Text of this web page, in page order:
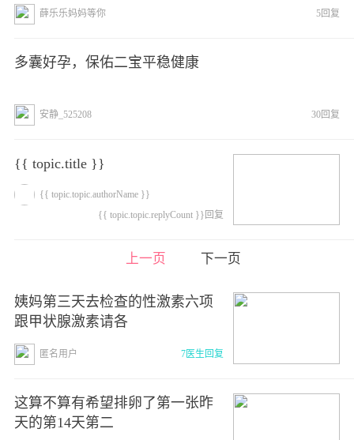
薛乐乐妈妈等你 5回复
多囊好孕，保佑二宝平稳健康
安静_525208 30回复
{{ topic.title }}
{{ topic.topic.authorName }}
{{ topic.topic.replyCount }}回复
上一页 下一页
姨妈第三天去检查的性激素六项
跟甲状腺激素请各
匿名用户 7医生回复
这算不算有希望排卵了第一张昨
天的第14天第二